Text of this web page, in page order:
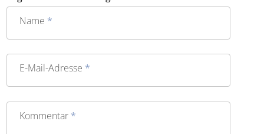
Sag uns Deine Meinung zu diesem Thema